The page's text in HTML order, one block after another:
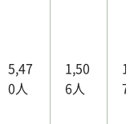
5,47
0人
1,50
6人
7